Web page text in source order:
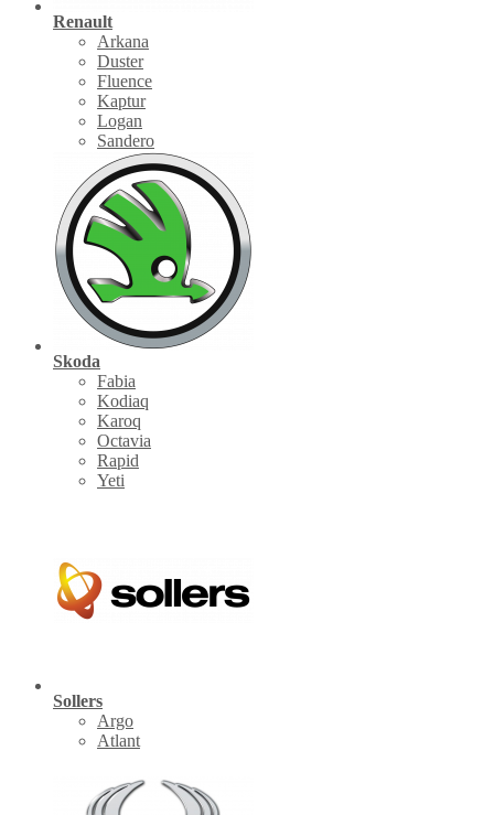
Renault
Arkana
Duster
Fluence
Kaptur
Logan
Sandero
Skoda
Fabia
Kodiaq
Karoq
Octavia
Rapid
Yeti
Sollers
Argo
Atlant